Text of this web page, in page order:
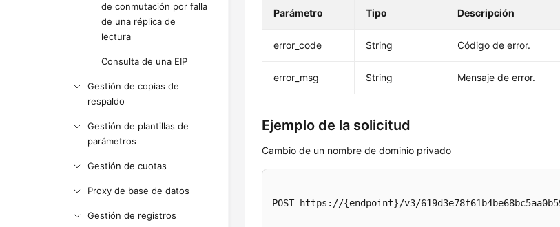
de conmutación por falla
de una réplica de
lectura
Consulta de una EIP
Gestión de copias de
respaldo
Gestión de plantillas de
parámetros
Gestión de cuotas
Proxy de base de datos
Gestión de registros
Parámetro Tipo Descripción
error_code String Código de error.
error_msg String Mensaje de error.
Ejemplo de la solicitud
Cambio de un nombre de dominio privado
POST https://{endpoint}/v3/